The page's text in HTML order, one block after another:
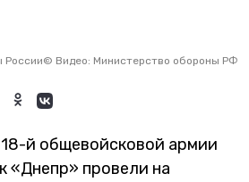
России© Видео: Министерство обороны РФ
й общевойсковой армии
«Днепр» провели на